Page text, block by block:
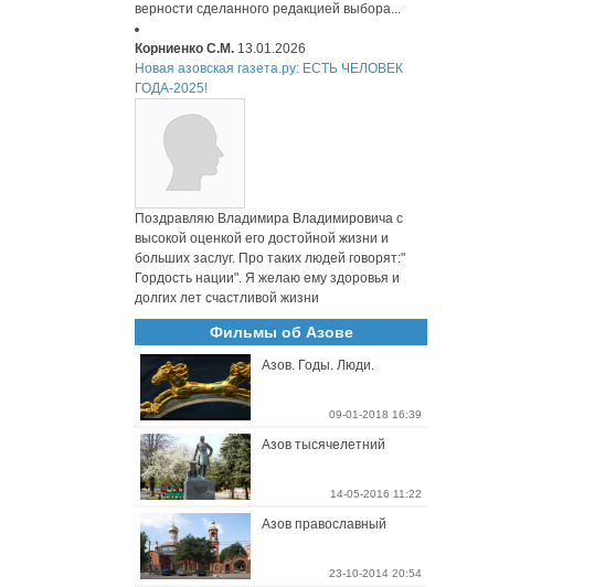
верности сделанного редакцией выбора...
Корниенко С.М. 13.01.2026
Новая азовская газета.ру: ЕСТЬ ЧЕЛОВЕК
ГОДА-2025!
Поздравляю Владимира Владимировича с
высокой оценкой его достойной жизни и
больших заслуг. Про таких людей говорят:"
Гордость нации". Я желаю ему здоровья и
долгих лет счастливой жизни
Фильмы об Азове
Азов. Годы. Люди.
09-01-2018 16:39
Азов тысячелетний
14-05-2016 11:22
Азов православный
23-10-2014 20:54